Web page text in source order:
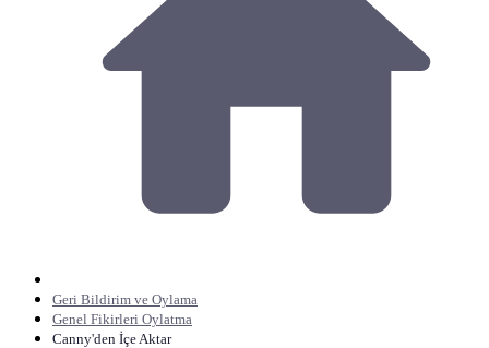
Geri Bildirim ve Oylama
Genel Fikirleri Oylatma
Canny'den İçe Aktar